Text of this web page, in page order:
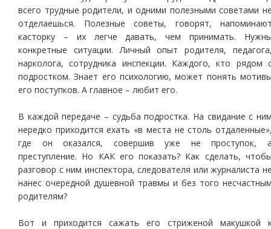
всего трудные родители, и одними полезными советами
отделаешься. Полезные советы, говорят,
касторку – их легче давать, чем принимать.
конкретные ситуации. Личный опыт родителя,
нарколога, сотрудника инспекции. Каждого, кто рядом
подростком. Знает его психологию, может понять
его поступков. А главное – любит его.
В каждой передаче – судьба подростка. На свидание с
нередко приходится ехать «в места не столь
где он оказался, совершив уже не проступок,
преступление. Но КАК его показать? Как сделать,
разговор с ним инспектора, следователя или журналиста
нанес очередной душевной травмы и без того
родителям?
Вот и приходится сажать его стриженой макушкой